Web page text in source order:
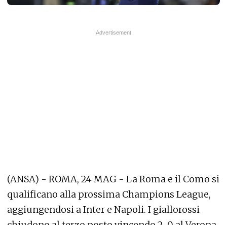
(ANSA) - ROMA, 24 MAG - La Roma e il Como si
qualificano alla prossima Champions League,
aggiungendosi a Inter e Napoli. I giallorossi